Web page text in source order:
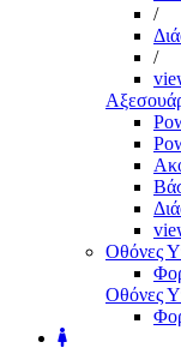
/
/
Οθόνες
Οθόνες